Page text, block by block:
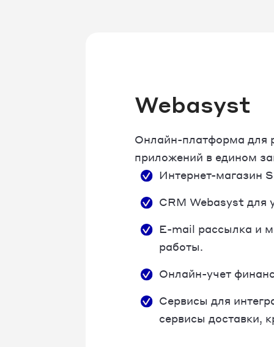
Webasyst
Онлайн-платформа для
приложений в едином
Интернет-магазин
CRM Webasyst для
E-mail рассылка и
работы.
Онлайн-учет
Сервисы для
сервисы доставки,